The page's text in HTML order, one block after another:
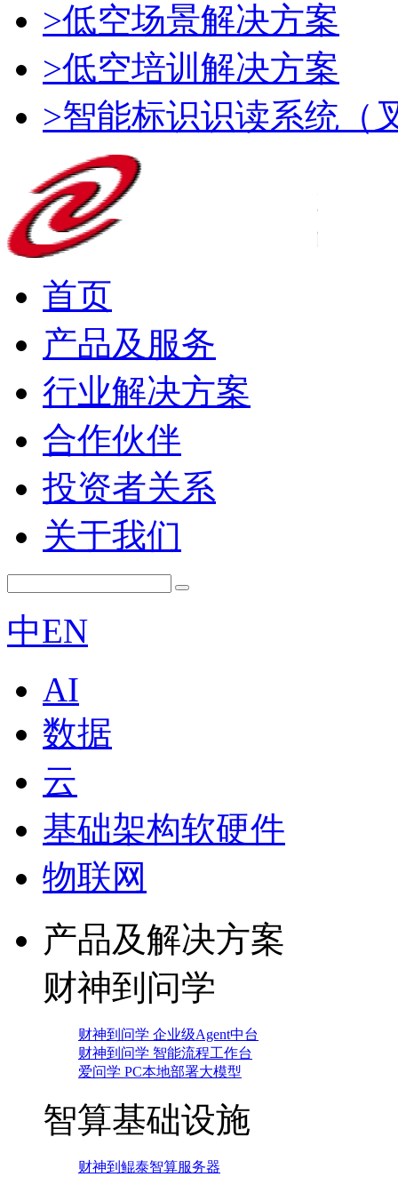
>低空场景解决方案
>低空培训解决方案
>智能标识识读系统（
首页
产品及服务
行业解决方案
合作伙伴
投资者关系
关于我们
中EN
AI
数据
云
基础架构软硬件
物联网
产品及解决方案
财神到问学
财神到问学 企业级Agent中台
财神到问学 智能流程工作台
爱问学 PC本地部署大模型
智算基础设施
财神到鲲泰智算服务器